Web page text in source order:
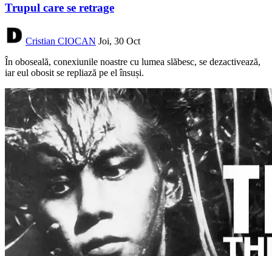
Trupul care se retrage
Cristian CIOCAN Joi, 30 Oct
În oboseală, conexiunile noastre cu lumea slăbesc, se dezactivează,
iar eul obosit se repliază pe el însuși.